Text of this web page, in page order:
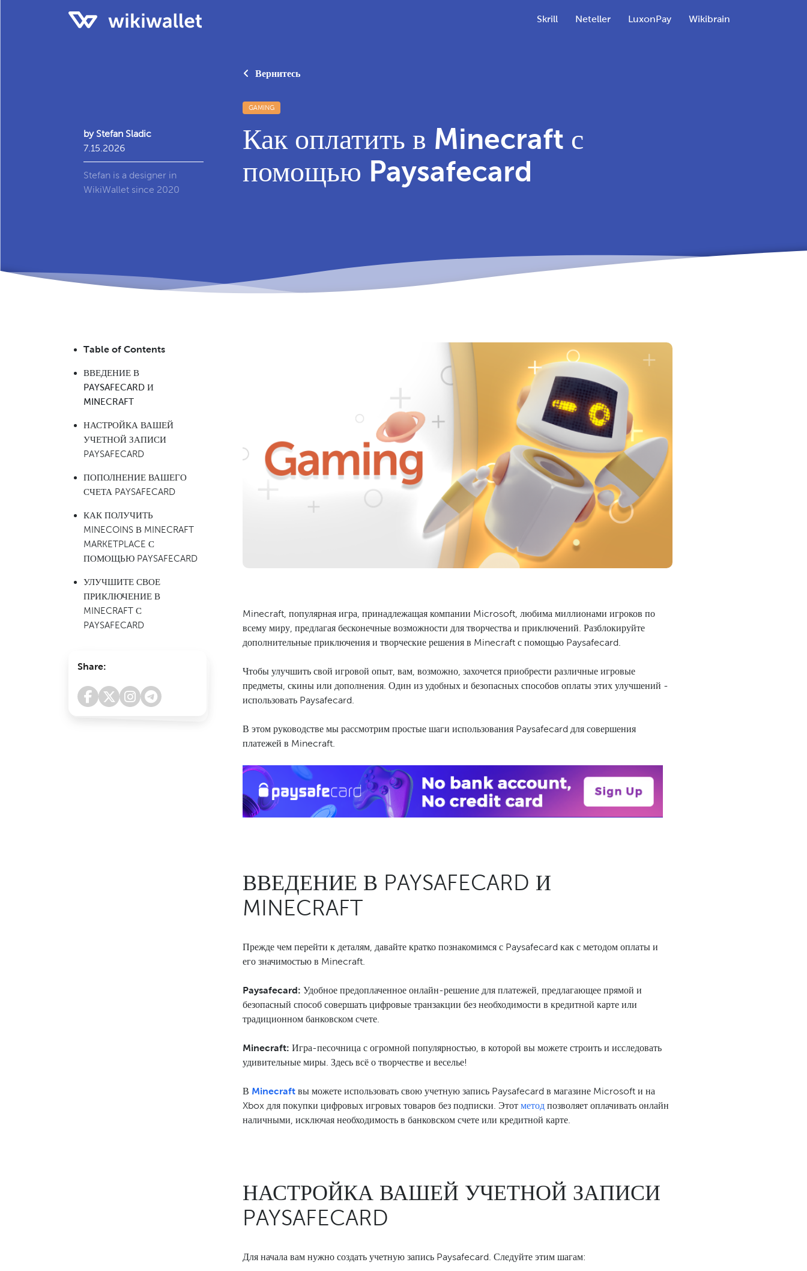
Skrill Neteller LuxonPay Wikibrain
by Stefan Sladic
7.15.2026
Stefan is a designer in
WikiWallet since 2020
Вернитесь
GAMING
Как оплатить в Minecraft с
помощью Paysafecard
Table of Contents
ВВЕДЕНИЕ В
PAYSAFECARD И
MINECRAFT
НАСТРОЙКА ВАШЕЙ
УЧЕТНОЙ ЗАПИСИ
PAYSAFECARD
ПОПОЛНЕНИЕ ВАШЕГО
СЧЕТА PAYSAFECARD
КАК ПОЛУЧИТЬ
MINECOINS В MINECRAFT
MARKETPLACE С
ПОМОЩЬЮ PAYSAFECARD
УЛУЧШИТЕ СВОЕ
ПРИКЛЮЧЕНИЕ В
MINECRAFT С
PAYSAFECARD
Share:
Minecraft, популярная игра, принадлежащая компании Microsoft, любима миллионами игроков по
всему миру, предлагая бесконечные возможности для творчества и приключений. Разблокируйте
дополнительные приключения и творческие решения в Minecraft с помощью Paysafecard.
Чтобы улучшить свой игровой опыт, вам, возможно, захочется приобрести различные игровые
предметы, скины или дополнения. Один из удобных и безопасных способов оплаты этих улучшений -
использовать Paysafecard.
В этом руководстве мы рассмотрим простые шаги использования Paysafecard для совершения
платежей в Minecraft.
ВВЕДЕНИЕ В PAYSAFECARD И
MINECRAFT
Прежде чем перейти к деталям, давайте кратко познакомимся с Paysafecard как с методом оплаты и
его значимостью в Minecraft.
Paysafecard: Удобное предоплаченное онлайн-решение для платежей, предлагающее прямой и
безопасный способ совершать цифровые транзакции без необходимости в кредитной карте или
традиционном банковском счете.
Minecraft: Игра-песочница с огромной популярностью, в которой вы можете строить и исследовать
удивительные миры. Здесь всё о творчестве и веселье!
В Minecraft вы можете использовать свою учетную запись Paysafecard в магазине Microsoft и на
Xbox для покупки цифровых игровых товаров без подписки. Этот метод позволяет оплачивать онлайн
наличными, исключая необходимость в банковском счете или кредитной карте.
НАСТРОЙКА ВАШЕЙ УЧЕТНОЙ ЗАПИСИ
PAYSAFECARD
Для начала вам нужно создать учетную запись Paysafecard. Следуйте этим шагам: